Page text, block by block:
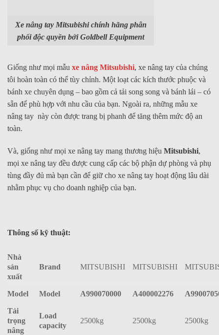
Xe nâng tay Mitsubishi chính hãng phân
phối độc quyền bởi Goldbell Equipment
Giống như mọi mẫu xe nâng Mitsubishi, xe nâng tay của chúng
tôi hoàn toàn có thể tùy chỉnh. Một loạt các kích thước phuộc và
bánh xe chuyên dụng – bao gồm cả tải song song và bánh lái – có
sẵn để phù hợp với nhu cầu của bạn. Ngoài ra, những mẫu xe
nâng tay này còn được trang bị phanh để tăng thêm mức độ an
toàn.
Và, giống như mọi xe nâng tay mang thương hiệu Mitsubishi,
mọi xe nâng tay đều được cung cấp các bộ phận dự phòng và phụ
tùng đầy đủ mà bạn cần để giữ cho xe nâng tay hoạt động lâu dài
nhằm phục vụ cho doanh nghiệp của bạn.
Thông số kỹ thuật:
Nhà
sản
xuất
Brand MITSUBISHI MITSUBISHI
Model Model A990070000 A400002276
Tải
trọng
nâng
Load
capacity
2500kg 2500kg 2500kg